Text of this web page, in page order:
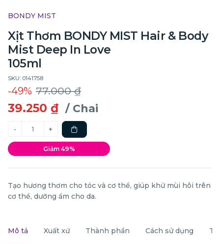
BONDY MIST
Xịt Thơm BONDY MIST Hair & Body
Mist Deep In Love
105ml
SKU: 0141758
-49% 77.000 ₫
39.250 ₫ / Chai
Giảm 49%
Tạo hương thơm cho tóc và cơ thể, giúp khử mùi hôi trên
cơ thể, dưỡng ẩm cho da.
Mô tả Xuất xứ Thành phần Cách sử dụng